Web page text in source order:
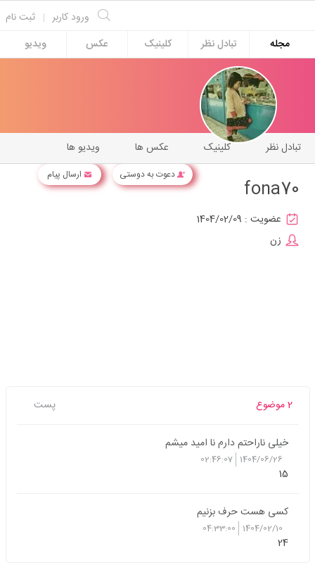
ثبت نام | ورود کاربر
مجله
تبادل نظر کلینیک عکس ویدیو
دعوت به دوستی ارسال پیام
ویدیو ها عکس ها کلینیک تبادل نظر
fona70
عضویت : 1404/02/09
زن
2 موضوع پست
خیلی ناراحتم دارم نا امید میشم
1404/06/26
02:46:07
15
کسی هست حرف بزنیم
1404/02/10
04:33:00
24